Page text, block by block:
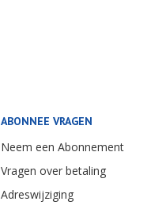
ABONNEE VRAGEN
Neem een Abonnement
Vragen over betaling
Adreswijziging